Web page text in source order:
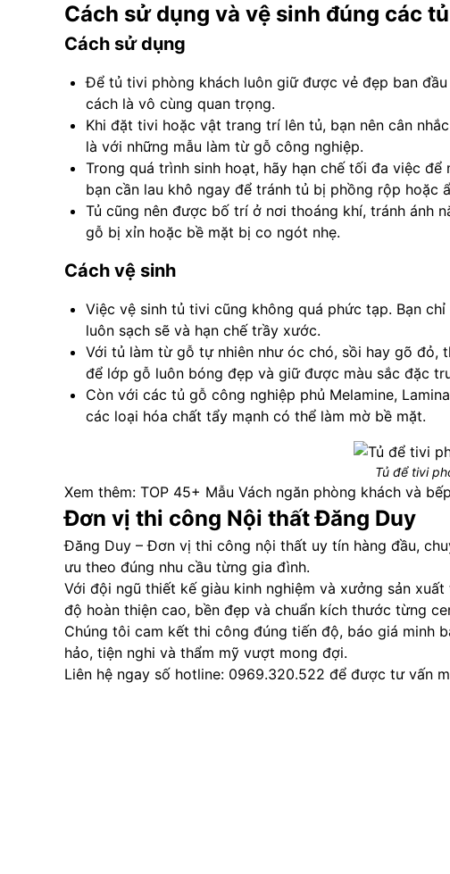
Cách sử dụng và vệ sinh đúng các
Cách sử dụng
Để tủ tivi phòng khách luôn giữ được vẻ đẹp ban
cách là vô cùng quan trọng.
Khi đặt tivi hoặc vật trang trí lên tủ, bạn nên cân
là với những mẫu làm từ gỗ công nghiệp.
Trong quá trình sinh hoạt, hãy hạn chế tối đa việc
bạn cần lau khô ngay để tránh tủ bị phồng rộp hoặc
Tủ cũng nên được bố trí ở nơi thoáng khí, tránh ánh
gỗ bị xỉn hoặc bề mặt bị co ngót nhẹ.
Cách vệ sinh
Việc vệ sinh tủ tivi cũng không quá phức tạp. Bạn
luôn sạch sẽ và hạn chế trầy xước.
Với tủ làm từ gỗ tự nhiên như óc chó, sồi hay gõ đỏ,
để lớp gỗ luôn bóng đẹp và giữ được màu sắc đặc
Còn với các tủ gỗ công nghiệp phủ Melamine,
các loại hóa chất tẩy mạnh có thể làm mờ bề mặt.
Tủ để tivi
Xem thêm: TOP 45+ Mẫu Vách ngăn phòng khách và
Đơn vị thi công Nội thất Đăng Duy
Đăng Duy – Đơn vị thi công nội thất uy tín hàng đầu,
ưu theo đúng nhu cầu từng gia đình.
Với đội ngũ thiết kế giàu kinh nghiệm và xưởng sản
độ hoàn thiện cao, bền đẹp và chuẩn kích thước từng
Chúng tôi cam kết thi công đúng tiến độ, báo giá minh
hảo, tiện nghi và thẩm mỹ vượt mong đợi.
Liên hệ ngay số hotline: 0969.320.522 để được tư vấn